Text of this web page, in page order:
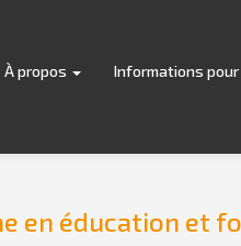
À propos Informations
en éducation et